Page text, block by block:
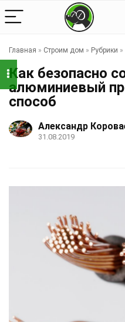
Главная » Строим дом » Рубрики »
Как безопасно
алюминиевый
способ
Александр
31.08.2019